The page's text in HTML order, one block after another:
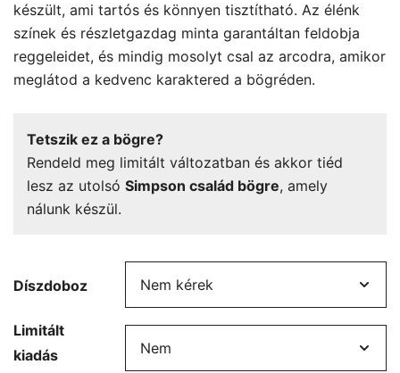
készült, ami tartós és könnyen tisztítható. Az élénk
színek és részletgazdag minta garantáltan feldobja
reggeleidet, és mindig mosolyt csal az arcodra, amikor
meglátod a kedvenc karaktered a bögréden.
Tetszik ez a bögre?
Rendeld meg limitált változatban és akkor tiéd
lesz az utolsó Simpson család bögre, amely
nálunk készül.
Díszdoboz
Limitált
kiadás